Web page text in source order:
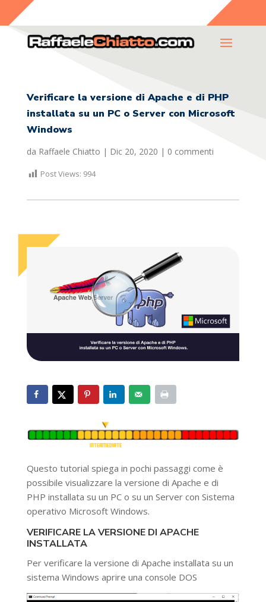
Verificare la versione di Apache e di PHP
installata su un PC o Server con Microsoft
Windows
da Raffaele Chiatto | Dic 20, 2020 | 0 commenti
Post Views: 994
Questo tutorial spiega in pochi passaggi come è
possibile visualizzare la versione di Apache e di
PHP installata su un PC o su un Server con Sistema
operativo Microsoft Windows.
VERIFICARE LA VERSIONE DI APACHE
INSTALLATA
Per verificare la versione di Apache installata su un
sistema Windows aprire una console DOS